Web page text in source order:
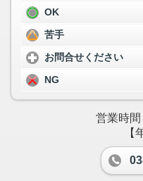
OK
苦手
お問合せください
NG
営業時
【